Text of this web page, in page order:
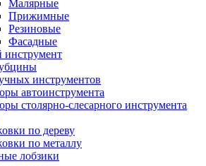
Малярные
Прижимные
Резиновые
Фасадные
инструментов
автоинструмента
столярно-слесарного инструмента
по дереву
по металлу
лобзики